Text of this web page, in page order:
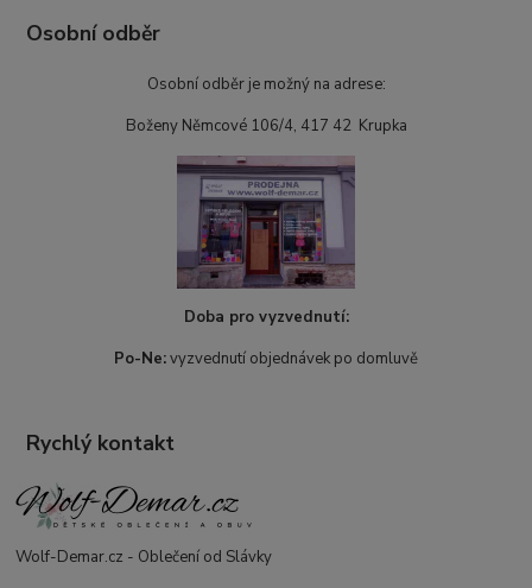
Osobní odběr
Osobní odběr je možný na adrese:
Boženy Němcové 106/4, 417 42 Krupka
Doba pro vyzvednutí:
Po-Ne:vyzvednutí objednávek po domluvě
Rychlý kontakt
Wolf-Demar.cz - Oblečení od Slávky